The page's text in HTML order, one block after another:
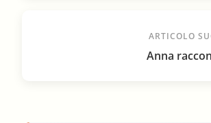
ARTICOLO
Anna